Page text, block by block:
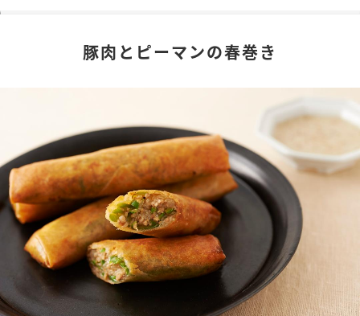
商品情報
酢 調味酢
お酢ドリンク
みりん風・料理酒 鍋用調味料
新商品一覧
キャンペーン情報
ブランド・スペシャルサイト
ブランド・スペシャルサイト トップ
商品ブランドサイト
Fibee（ファイビー）
企業情報
豚肉とピーマンの春巻き